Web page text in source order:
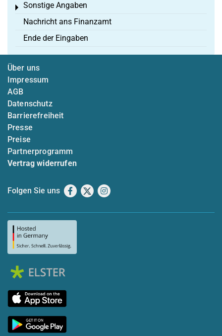
Sonstige Angaben
Toggle menu
Nachricht ans Finanzamt
Ende der Eingaben
Über uns
Impressum
AGB
Datenschutz
Barrierefreiheit
Presse
Preise
Partnerprogramm
Vertrag widerrufen
Folgen Sie uns Facebook
X Instagram